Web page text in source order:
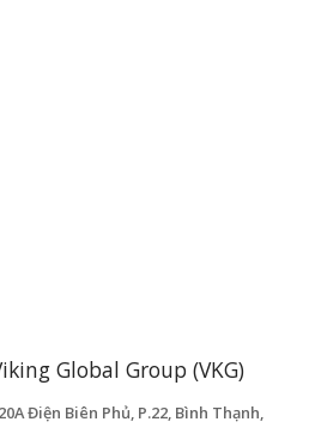
Global Group (VKG)
Điện Biên Phủ, P.22, Bình Thạnh,